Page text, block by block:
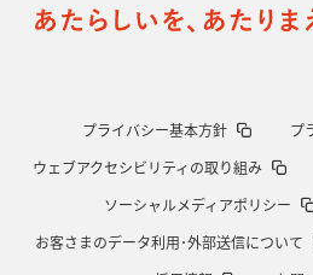
46対0。ワイルドナイツ、衝撃の圧勝伝統
プライバシー基本方針
プ
ウェブアクセシビリティの取り組み
ソーシャルメディアポリシー
お客さまのデータ利用･外部送信について